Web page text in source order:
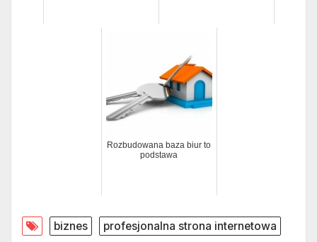
Rozbudowana baza biur to
podstawa
biznes
profesjonalna strona internetowa